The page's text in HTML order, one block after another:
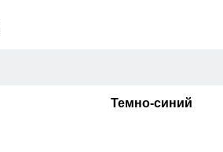
Темно-синий